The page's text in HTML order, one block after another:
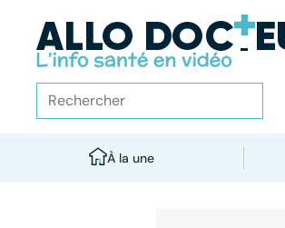
À la une